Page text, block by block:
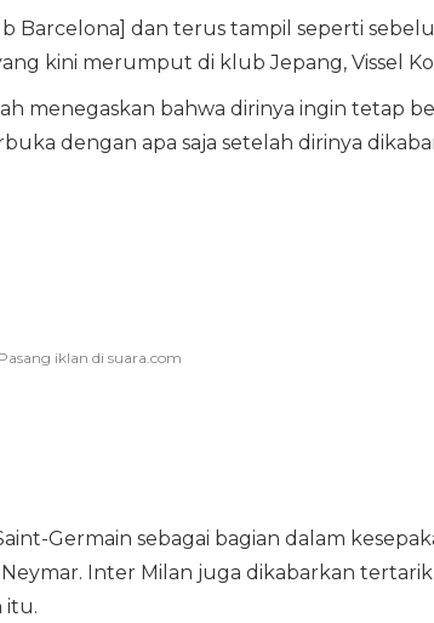
Barcelona] dan terus tampil seperti
kini merumput di klub Jepang, Vissel
menegaskan bahwa dirinya ingin tetap
dengan apa saja setelah dirinya
Germain sebagai bagian dalam
Inter Milan juga dikabarkan
itu.